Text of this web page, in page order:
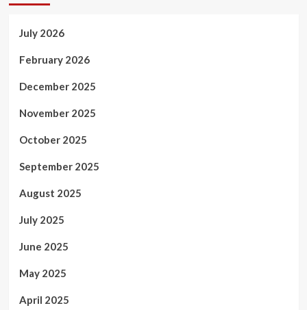
July 2026
February 2026
December 2025
November 2025
October 2025
September 2025
August 2025
July 2025
June 2025
May 2025
April 2025